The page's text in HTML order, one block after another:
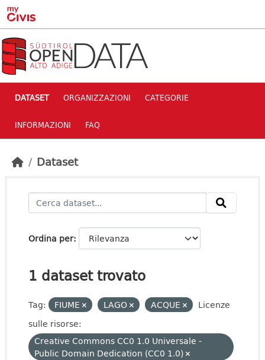
Skip to main content
DATASET ORGANIZZAZIONI CATEGORIE
INFORMAZIONI FAQ
Dataset
Ordina per
1 dataset trovato
Tag: FIUME LAGO ACQUE
Licenze
sulle risorse:
Creative Commons CC0 1.0 Universale -
Public Domain Dedication (CC0 1.0)